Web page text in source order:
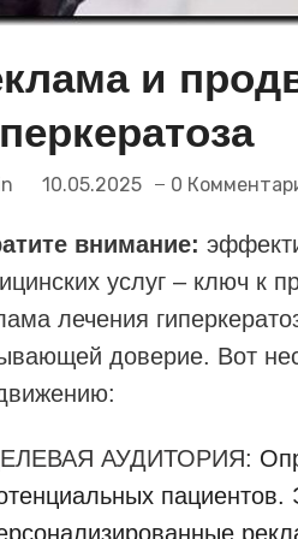
и
10.05.2025 0
внимание:
услуг – ключ к
лечения
доверие. Вот
АУДИТОРИЯ:
пациентов.